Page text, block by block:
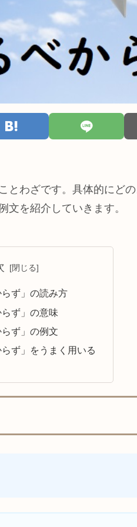
とわざです。具体的にど
文を紹介していきます。
らず」の読み方
らず」の意味
らず」の例文
らず」をうまく用いる